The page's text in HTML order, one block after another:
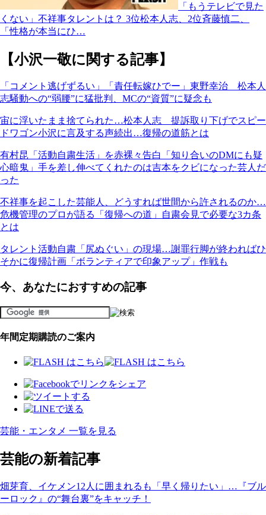
「もうテレビで見た
くない」不祥事タレントは？ 3位松本人志、2位斉藤慎二、
「性格が本当にひ…
【小沢一敬に関する記事】
「コメント逃げずるい」「責任転嫁ひでー」東野幸治 松本人
志騒動への“弱腰”に猛批判、MCの“資質”に疑念も
宙に浮いたまま捨てられた…松本人志 提訴取り下げでスピー
ドワゴン小沢に言及する声続出…復帰の道筋とは
有村昆「活動自粛生活」を赤裸々告白「知り合いのDMにも疑
心暗鬼」手を差し伸べてくれたのは吉本をクビになった芸人だ
った
不祥事を起こした芸能人、どうすれば世間から許されるのか…
危機管理のプロが語る「復帰への道」自粛会見で必要な3カ条
とは
タレント活動自粛「尻ぬぐい」の現場…謝罪行脚が終わればひ
そかに復帰計画「ボランティアで印象アップ」作戦も
今、あなたにおすすめの記事
年間定期購読のご案内
芸能・エンタメ 一覧を見る
芸能の新着記事
畑芽育、イケメン12人に囲まれるも「早く帰りたい」…『ブル
ーロック』の“舞台裏”をキャッチ！